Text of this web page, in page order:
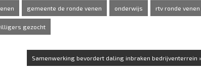
gemeente de ronde venen onderwijs rtv ronde venen
gezocht
Samenwerking bevordert daling inbraken bedrijventerrein »